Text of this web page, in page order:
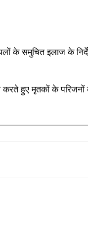
के समुचित इलाज के
करते हुए मृतकों के